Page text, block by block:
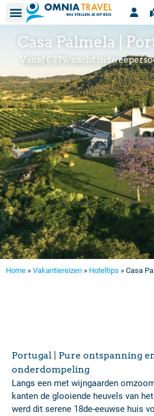
Casa Palmela |
Vanaf € 279/nacht in
Home » Vakantiereizen » Hoteltips » Casa
Portugal | Pure ontspanning
onderdompeling
Langs een met wijngaarden
kanten de glooiende heuvels van
werd dit serene 18de-eeuwse huis